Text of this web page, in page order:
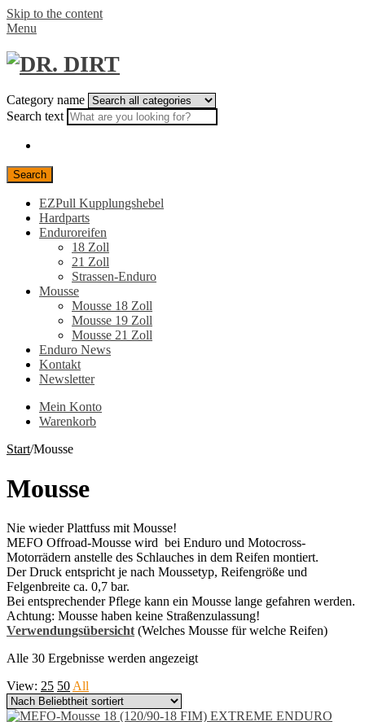
Skip to the content
Menu
Category name
Search text
Search
EZPull Kupplungshebel
Hardparts
Enduroreifen
18 Zoll
21 Zoll
Strassen-Enduro
Mousse
Mousse 18 Zoll
Mousse 19 Zoll
Mousse 21 Zoll
Enduro News
Kontakt
Newsletter
Mein Konto
Warenkorb
Start/Mousse
Mousse
Nie wieder Plattfuss mit Mousse!
MEFO Offroad-Mousse wird bei Enduro und Motocross-
Motorrädern anstelle des Schlauches in dem Reifen montiert.
Der Druck entspricht je nach Moussetyp, Reifengröße und
Felgenbreite ca. 0,7 bar.
Bei entsprechender Pflege kann ein Mousse lange gefahren werden.
Achtung: Mousse haben keine Straßenzulassung!
Verwendungsübersicht (Welches Mousse für welche Reifen)
Alle 30 Ergebnisse werden angezeigtNach
View: 25 50 All